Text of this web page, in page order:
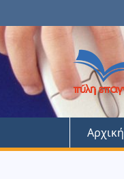
content
Αρχική